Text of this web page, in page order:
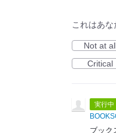
これはあ
Not at
Critical
実行中
ブック